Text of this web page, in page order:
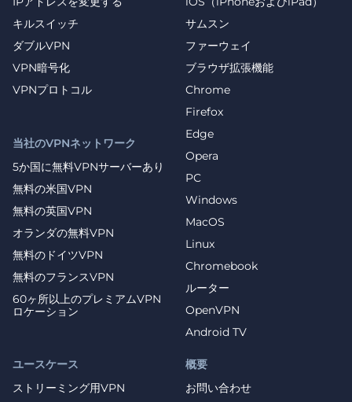
キルスイッチ
ダブルVPN
VPN暗号化
VPNプロトコル
当社のVPNネットワーク
5か国に無料VPNサーバーあり
無料の米国VPN
無料の英国VPN
オランダの無料VPN
無料のドイツVPN
無料のフランスVPN
60ヶ所以上のプレミアムVPN
ロケーション
サムスン
ファーウェイ
ブラウザ拡張機能
Chrome
Firefox
Edge
Opera
PC
Windows
MacOS
Linux
Chromebook
ルーター
OpenVPN
Android TV
ユースケース
ストリーミング用VPN
概要
お問い合わせ